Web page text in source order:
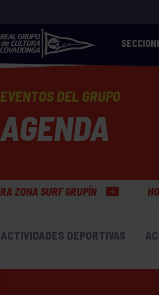
EVENTOS DEL GRUPO
AGENDA
HORARIO VERANO OFICINAS
ACTIVIDADES DEPORTIVAS